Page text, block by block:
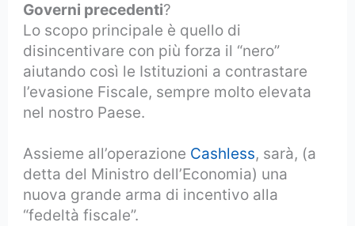
Governi precedenti?
Lo scopo principale è quello di
disincentivare con più forza il “nero”
aiutando così le Istituzioni a contrastare
l’evasione Fiscale, sempre molto elevata
nel nostro Paese.
Assieme all’operazione Cashless, sarà, (a
detta del Ministro dell’Economia) una
nuova grande arma di incentivo alla
“fedeltà fiscale”.